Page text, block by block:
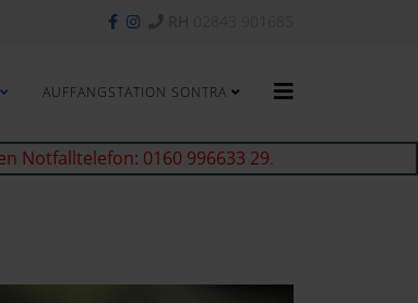
AUFFANGSTATION SONTRA
Notfalltelefon: 0160 996633 29.